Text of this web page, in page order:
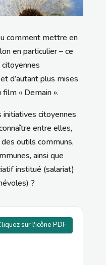
comment mettre en
en particulier – ce
d’autant plus mises
« Demain ».
citoyennes
entre elles,
outils communs,
ainsi que
institué (salariat)
?
sur l'icône PDF